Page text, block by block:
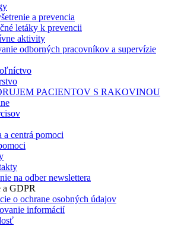
a prevencia
letáky k prevencii
aktivity
odborných pracovníkov a supervízie
PACIENTOV S RAKOVINOU
a centrá pomoci
na odber newslettera
a GDPR
o ochrane osobných údajov
informácií